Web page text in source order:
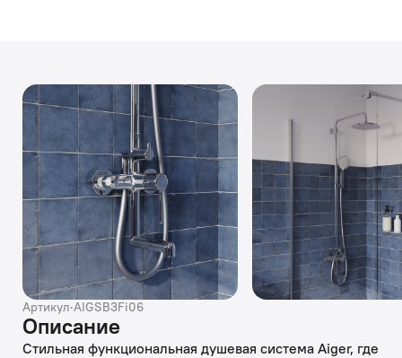
Артикул·AIGSB3Fi06
Описание
Стильная функциональная душевая система Aiger, где